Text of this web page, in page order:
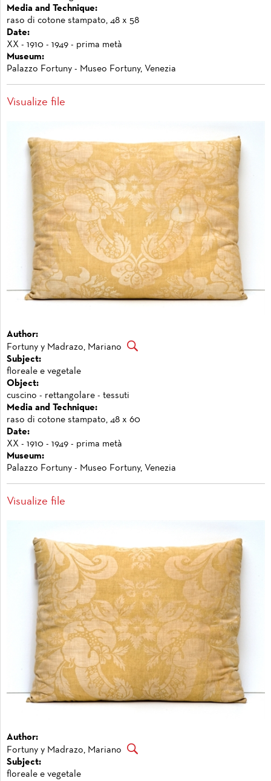
Media and Technique:
raso di cotone stampato, 48 x 58
Date:
XX - 1910 - 1949 - prima metà
Museum:
Palazzo Fortuny - Museo Fortuny, Venezia
Visualize file
Author:
Fortuny y Madrazo, Mariano
Subject:
floreale e vegetale
Object:
cuscino - rettangolare - tessuti
Media and Technique:
raso di cotone stampato, 48 x 60
Date:
XX - 1910 - 1949 - prima metà
Museum:
Palazzo Fortuny - Museo Fortuny, Venezia
Visualize file
Author:
Fortuny y Madrazo, Mariano
Subject:
floreale e vegetale